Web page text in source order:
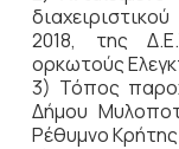
2018, της
ορκωτούς
3) Τόπος
Δήμου
Ρέθυμνο